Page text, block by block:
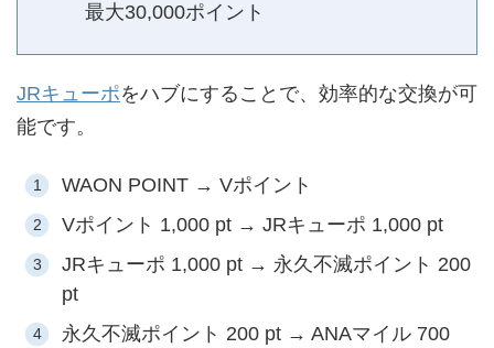
最大30,000ポイント
JRキューポをハブにすることで、効率的な交換が可
能です。
WAON POINT → Vポイント
Vポイント 1,000 pt → JRキューポ 1,000 pt
JRキューポ 1,000 pt → 永久不滅ポイント 200
pt
永久不滅ポイント 200 pt → ANAマイル 700